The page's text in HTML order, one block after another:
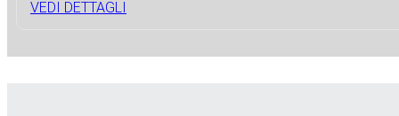
VEDI DETTAGLI